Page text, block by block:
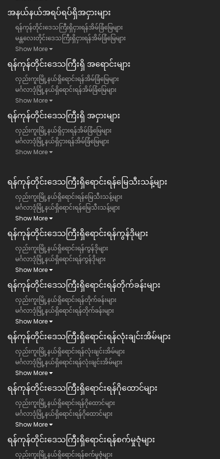
အနယ်နယ်အရပ်ရပ်ရှိအငှားများ
ရန်ကုန်တိုင်းဒေသကြီးရှိငှားရန်အိမ်ခြံမြေများ
မန္တလေးတိုင်းဒေသကြီးရှိငှားရန်အိမ်ခြံမြေများ
Show More
ရန်​ကုန်တိုင်းဒေသကြီး​ရှိ အရောင်းများ
လှည်းကူးမြို့နယ်ရှိရောင်းရန်အိမ်ခြံမြေများ
မင်္ဂလာဒုံမြို့နယ်ရှိရောင်းရန်အိမ်ခြံမြေများ
Show More
ရန်​ကုန်တိုင်းဒေသကြီး​ရှိ အငှားများ
လှည်းကူးမြို့နယ်ရှိငှားရန်အိမ်ခြံမြေများ
မင်္ဂလာဒုံမြို့နယ်ရှိငှားရန်အိမ်ခြံမြေများ
Show More
ရန်ကုန်တိုင်းဒေသကြီး​ရှိရောင်းရန်မြေသီးသန့်များ
လှည်းကူးမြို့နယ်ရှိရောင်းရန်မြေသီးသန့်များ
မင်္ဂလာဒုံမြို့နယ်ရှိရောင်းရန်မြေသီးသန့်များ
Show More
ရန်ကုန်တိုင်းဒေသကြီး​ရှိရောင်းရန်ကွန်ဒိုများ
လှည်းကူးမြို့နယ်ရှိရောင်းရန်ကွန်ဒိုများ
မင်္ဂလာဒုံမြို့နယ်ရှိရောင်းရန်ကွန်ဒိုများ
Show More
ရန်ကုန်တိုင်းဒေသကြီး​ရှိရောင်းရန်တိုက်ခန်းများ
လှည်းကူးမြို့နယ်ရှိရောင်းရန်တိုက်ခန်းများ
မင်္ဂလာဒုံမြို့နယ်ရှိရောင်းရန်တိုက်ခန်းများ
Show More
ရန်ကုန်တိုင်းဒေသကြီး​ရှိရောင်းရန်လုံးချင်းအိမ်များ
လှည်းကူးမြို့နယ်ရှိရောင်းရန်လုံးချင်းအိမ်များ
မင်္ဂလာဒုံမြို့နယ်ရှိရောင်းရန်လုံးချင်းအိမ်များ
Show More
ရန်ကုန်တိုင်းဒေသကြီး​ရှိရောင်းရန်ဂိုထောင်များ
လှည်းကူးမြို့နယ်ရှိရောင်းရန်ဂိုထောင်များ
မင်္ဂလာဒုံမြို့နယ်ရှိရောင်းရန်ဂိုထောင်များ
Show More
ရန်ကုန်တိုင်းဒေသကြီး​ရှိရောင်းရန်စက်မှုဇုံများ
လှည်းကူးမြို့နယ်ရှိရောင်းရန်စက်မှုဇုံများ